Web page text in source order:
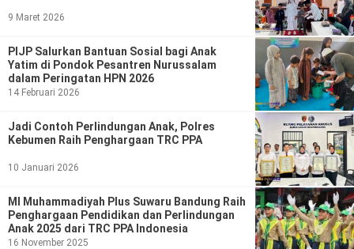
Otomotif
Iptek
Pendidikan Ilmiah
Teknologi
Wisata
9 Maret 2026
PIJP Salurkan Bantuan Sosial bagi Anak
Yatim di Pondok Pesantren Nurussalam
dalam Peringatan HPN 2026
14 Februari 2026
Jadi Contoh Perlindungan Anak, Polres
Kebumen Raih Penghargaan TRC PPA
10 Januari 2026
MI Muhammadiyah Plus Suwaru Bandung Raih
Penghargaan Pendidikan dan Perlindungan
Anak 2025 dari TRC PPA Indonesia
16 November 2025